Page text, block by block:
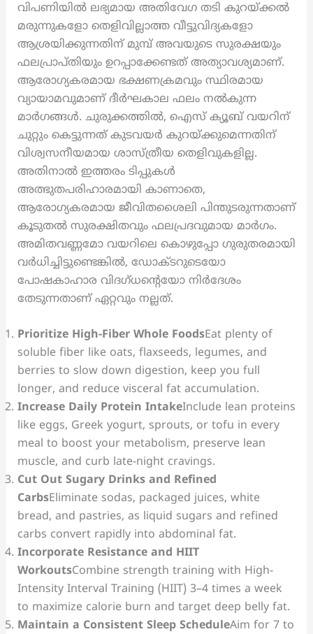
വിപണിയിൽ ലഭ്യമായ അതിവേഗ തടി കുറയ്ക്കൽ
മരുന്നുകളോ തെളിവില്ലാത്ത വീട്ടുവിദ്യകളോ
ആശ്രയിക്കുന്നതിന് മുമ്പ് അവയുടെ സുരക്ഷയും
ഫലപ്രാപ്തിയും ഉറപ്പാക്കേണ്ടത് അത്യാവശ്യമാണ്.
ആരോഗ്യകരമായ ഭക്ഷണക്രമവും സ്ഥിരമായ
വ്യായാമവുമാണ് ദീർഘകാല ഫലം നൽകുന്ന
മാർഗങ്ങൾ. ചുരുക്കത്തിൽ, ഐസ് ക്യൂബ് വയറിന്
ചുറ്റും കെട്ടുന്നത് കുടവയർ കുറയ്ക്കുമെന്നതിന്
വിശ്വസനീയമായ ശാസ്ത്രീയ തെളിവുകളില്ല.
അതിനാൽ ഇത്തരം ടിപ്പുകൾ
അത്ഭുതപരിഹാരമായി കാണാതെ,
ആരോഗ്യകരമായ ജീവിതശൈലി പിന്തുടരുന്നതാണ്
കൂടുതൽ സുരക്ഷിതവും ഫലപ്രദവുമായ മാർഗം.
അമിതവണ്ണമോ വയറിലെ കൊഴുപ്പോ ഗുരുതരമായി
വർധിച്ചിട്ടുണ്ടെങ്കിൽ, ഡോക്ടറുടെയോ
പോഷകാഹാര വിദഗ്ധന്റെയോ നിർദേശം
തേടുന്നതാണ് ഏറ്റവും നല്ലത്.
Prioritize High-Fiber Whole FoodsEat plenty of
soluble fiber like oats, flaxseeds, legumes, and
berries to slow down digestion, keep you full
longer, and reduce visceral fat accumulation.
Increase Daily Protein IntakeInclude lean proteins
like eggs, Greek yogurt, sprouts, or tofu in every
meal to boost your metabolism, preserve lean
muscle, and curb late-night cravings.
Cut Out Sugary Drinks and Refined
CarbsEliminate sodas, packaged juices, white
bread, and pastries, as liquid sugars and refined
carbs convert rapidly into abdominal fat.
Incorporate Resistance and HIIT
WorkoutsCombine strength training with High-
Intensity Interval Training (HIIT) 3–4 times a week
to maximize calorie burn and target deep belly fat.
Maintain a Consistent Sleep ScheduleAim for 7 to